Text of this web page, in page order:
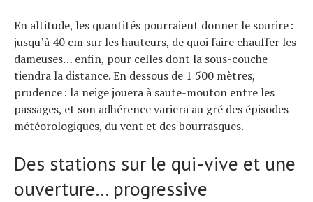
En altitude, les quantités pourraient donner le sourire :
jusqu’à 40 cm sur les hauteurs, de quoi faire chauffer les
dameuses… enfin, pour celles dont la sous-couche
tiendra la distance. En dessous de 1 500 mètres,
prudence : la neige jouera à saute-mouton entre les
passages, et son adhérence variera au gré des épisodes
météorologiques, du vent et des bourrasques.
Des stations sur le qui-vive et une
ouverture… progressive